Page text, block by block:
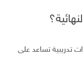
تدريبية تساعد على